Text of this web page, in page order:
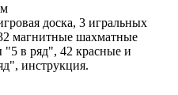
доска, 3 игральных
магнитные шахматные
"5 в ряд", 42 красные и
инструкция.